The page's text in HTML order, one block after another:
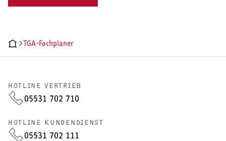
TGA-Fachplaner
HOTLINE VERTRIEB
05531 702 710
HOTLINE KUNDENDIENST
05531 702 111